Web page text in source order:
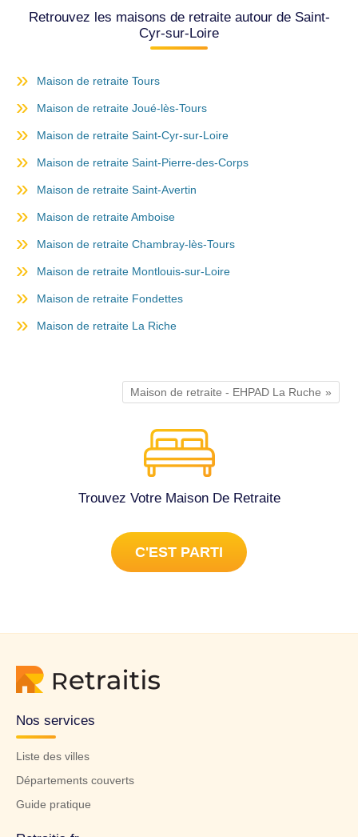
Retrouvez les maisons de retraite autour de Saint-
Cyr-sur-Loire
Maison de retraite Tours
Maison de retraite Joué-lès-Tours
Maison de retraite Saint-Cyr-sur-Loire
Maison de retraite Saint-Pierre-des-Corps
Maison de retraite Saint-Avertin
Maison de retraite Amboise
Maison de retraite Chambray-lès-Tours
Maison de retraite Montlouis-sur-Loire
Maison de retraite Fondettes
Maison de retraite La Riche
Maison de retraite - EHPAD La Ruche
Trouvez Votre Maison De Retraite
C'EST PARTI
Nos services
Liste des villes
Départements couverts
Guide pratique